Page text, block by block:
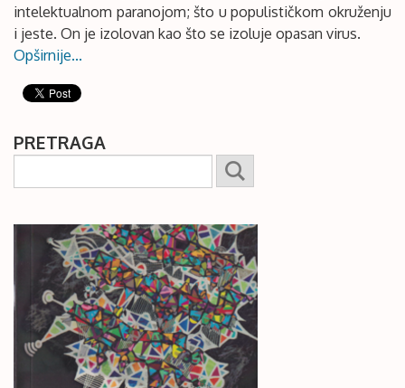
intelektualnom paranojom; što u populističkom okruženju
i jeste. On je izolovan kao što se izoluje opasan virus.
Opširnije...
PRETRAGA